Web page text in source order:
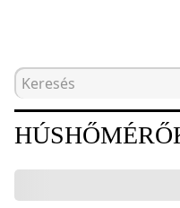
Kezdőlap